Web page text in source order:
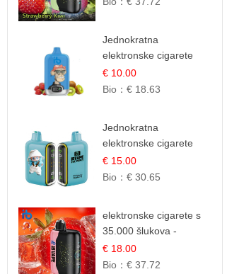
Jednokratna
elektronske cigarete
12.000 Puffova -
Jagoda i Kivi | Sočna
€ 10.00
Bio： € 18.63
Jednokratna
elektronske cigarete
25.000 Puffova - Kupina
& Borovnica | Šumska
€ 15.00
Bio： € 30.65
elektronske cigarete s
35.000 šlukova -
Jagoda Led | Ohladivši i
Osježavajući Okus
€ 18.00
Bio： € 37.72